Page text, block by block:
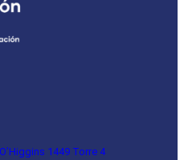
1449 Torre 4